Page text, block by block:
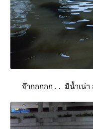
จ๊ากกกกก . . มีน้ำเน่